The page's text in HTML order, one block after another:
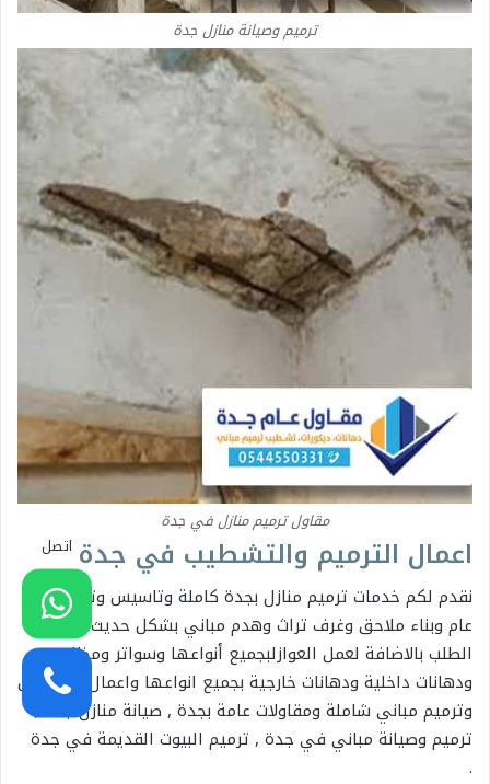
ترميم وصيانة منازل جدة
مقاول ترميم منازل في جدة
اعمال الترميم والتشطيب في جدة
نقدم لكم خدمات ترميم منازل بجدة كاملة وتاسيس وتشطيب
عام وبناء ملاحق وغرف تراث وهدم مباني بشكل حديث حسب
الطلب ‏بالاضافة لعمل العوازلبجميع أنواعها وسواتر ومظلات
ودهانات داخلية ودهانات خارجية بجميع انواعها واعمال البروفايل
‏وترميم مباني شاملة ومقاولات عامة بجدة , صيانة منازل جدة ,
ترميم وصيانة مباني في جدة , ترميم البيوت القديمة في جدة
.
اتصل